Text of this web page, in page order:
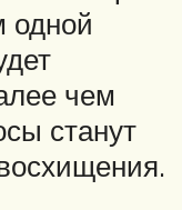
одной
чем
станут